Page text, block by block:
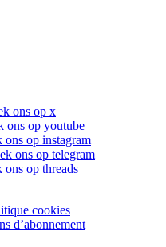
ons op x
ons op youtube
ons op instagram
ons op telegram
ons op threads
cookies
d’abonnement